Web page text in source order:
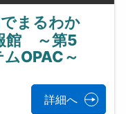
でまるわか
館 ～第5
OPAC～
詳細へ